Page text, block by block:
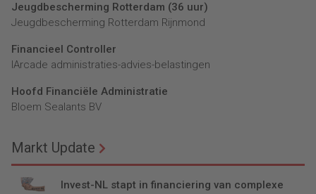
Jeugdbescherming Rotterdam (36 uur)
Jeugdbescherming Rotterdam Rijnmond
Financieel Controller
lArcade administraties-advies-belastingen
Hoofd Financiële Administratie
Bloem Sealants BV
Markt Update
Invest-NL stapt in financiering van complexe